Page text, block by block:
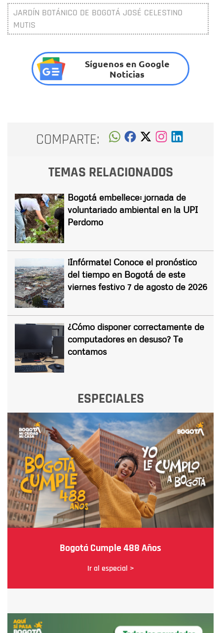
JARDÍN BOTÁNICO DE BOGOTÁ JOSÉ CELESTINO
MUTIS
Síguenos en Google
Noticias
COMPARTE:
TEMAS RELACIONADOS
Bogotá embellece: jornada de
voluntariado ambiental en la UPI
Perdomo
¡Infórmate! Conoce el pronóstico
del tiempo en Bogotá de este
viernes festivo 7 de agosto de 2026
¿Cómo disponer correctamente de
computadores en desuso? Te
contamos
ESPECIALES
Bogotá Cumple 488 Años
Ir al especial >